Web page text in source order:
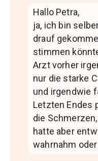
Hallo Petra,
ja, ich bin
drauf
stimmen
Arzt vorher
nur die starke
und irgendwie
Letzten Endes
die
hatte aber
wahrnahm